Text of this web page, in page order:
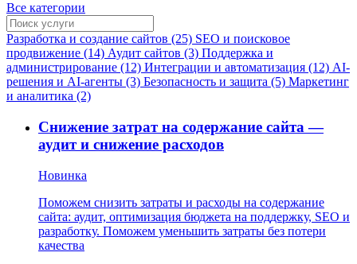
Все категории
Разработка и создание сайтов (25) SEO и поисковое
продвижение (14) Аудит сайтов (3) Поддержка и
администрирование (12) Интеграции и автоматизация (12) AI-
решения и AI-агенты (3) Безопасность и защита (5) Маркетинг
и аналитика (2)
Снижение затрат на содержание сайта —
аудит и снижение расходов
Новинка
Поможем снизить затраты и расходы на содержание
сайта: аудит, оптимизация бюджета на поддержку, SEO и
разработку. Поможем уменьшить затраты без потери
качества